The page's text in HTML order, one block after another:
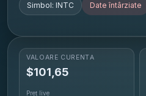
Simbol: INTC Date întârziate
VALOARE CURENTĂ
$101,65
Preț live